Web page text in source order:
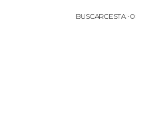
BUSCARCESTA · 0